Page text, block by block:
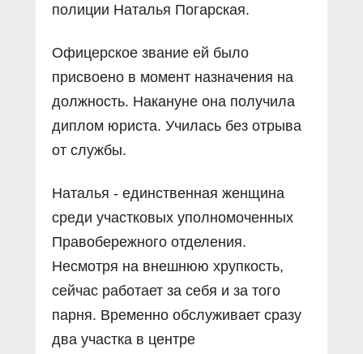
полиции Наталья Погарская.
Офицерское звание ей было
присвоено в момент назначения на
должность. Накануне она получила
диплом юриста. Училась без отрыва
от службы.
Наталья - единственная женщина
среди участковых уполномоченных
Правобережного отделения.
Несмотря на внешнюю хрупкость,
сейчас работает за себя и за того
парня. Временно обслуживает сразу
два участка в центре